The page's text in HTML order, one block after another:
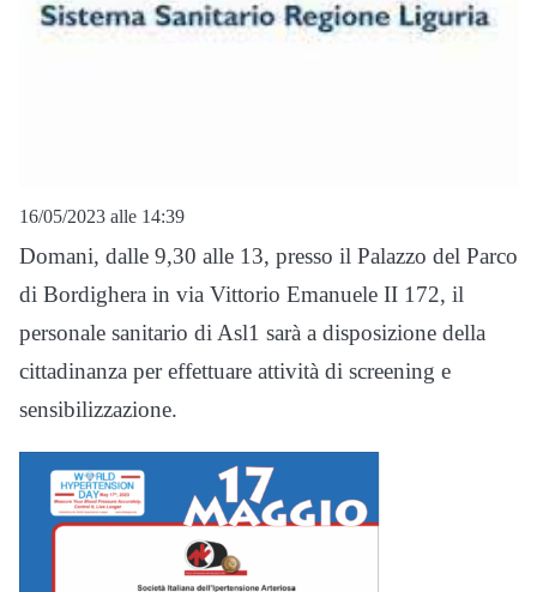
16/05/2023 alle 14:39
Domani, dalle 9,30 alle 13, presso il Palazzo del Parco
di Bordighera in via Vittorio Emanuele II 172, il
personale sanitario di Asl1 sarà a disposizione della
cittadinanza per effettuare attività di screening e
sensibilizzazione.